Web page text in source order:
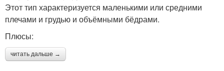
Этот тип характеризуется маленькими или средними
плечами и грудью и объёмными бёдрами.
Плюсы:
читать дальше →